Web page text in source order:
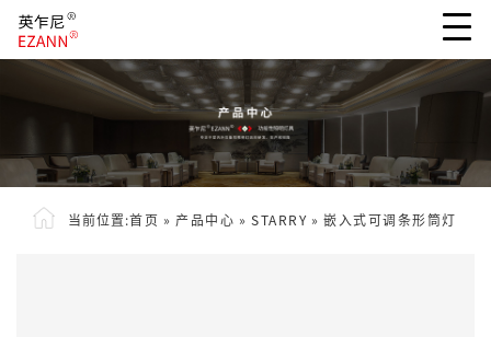
当前位置:首页 » 产品中心 » STARRY » 嵌入式可调条形筒灯